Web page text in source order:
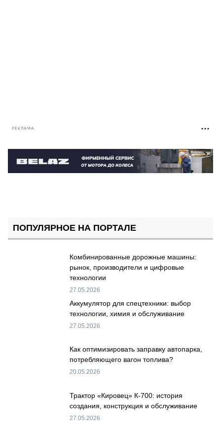
РЕКЛАМА
ПОПУЛЯРНОЕ НА ПОРТАЛЕ
Комбинированные дорожные машины:
рынок, производители и цифровые
технологии
27.05.2026
Аккумулятор для спецтехники: выбор
технологии, химия и обслуживание
27.05.2026
Как оптимизировать заправку автопарка,
потребляющего вагон топлива?
20.05.2026
Трактор «Кировец» К-700: история
создания, конструкция и обслуживание
27.05.2026